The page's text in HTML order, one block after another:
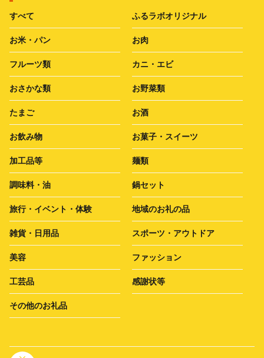
すべて ふるラボオリジナル
お米・パン お肉
フルーツ類 カニ・エビ
おさかな類 お野菜類
たまご お酒
お飲み物 お菓子・スイーツ
加工品等 麺類
調味料・油 鍋セット
旅行・イベント・体験 地域のお礼の品
雑貨・日用品 スポーツ・アウトドア
美容 ファッション
工芸品 感謝状等
その他のお礼品